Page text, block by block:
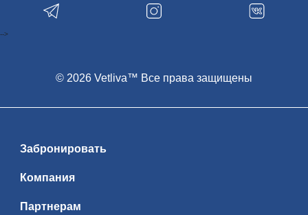
Забронировать
Компания
Партнерам
© 2026 Vetliva™ Все права защищены
-->